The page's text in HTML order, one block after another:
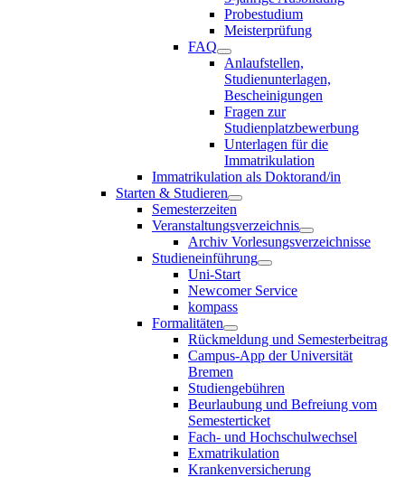
Probestudium
Meisterprüfung
FAQ
Anlaufstellen,
Studienunterlagen,
Bescheinigungen
Fragen zur
Studienplatzbewerbung
Unterlagen für die
Immatrikulation
Immatrikulation als Doktorand/in
Starten & Studieren
Semesterzeiten
Veranstaltungsverzeichnis
Archiv Vorlesungsverzeichnisse
Studieneinführung
Uni-Start
Newcomer Service
kompass
Formalitäten
Rückmeldung und Semesterbeitrag
Campus-App der Universität
Bremen
Studiengebühren
Beurlaubung und Befreiung vom
Semesterticket
Fach- und Hochschulwechsel
Exmatrikulation
Krankenversicherung